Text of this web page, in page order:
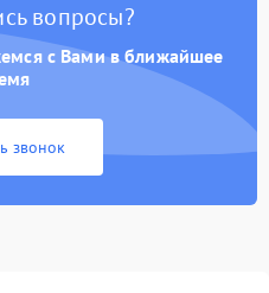
вопросы?
с Вами в ближайшее
звонок